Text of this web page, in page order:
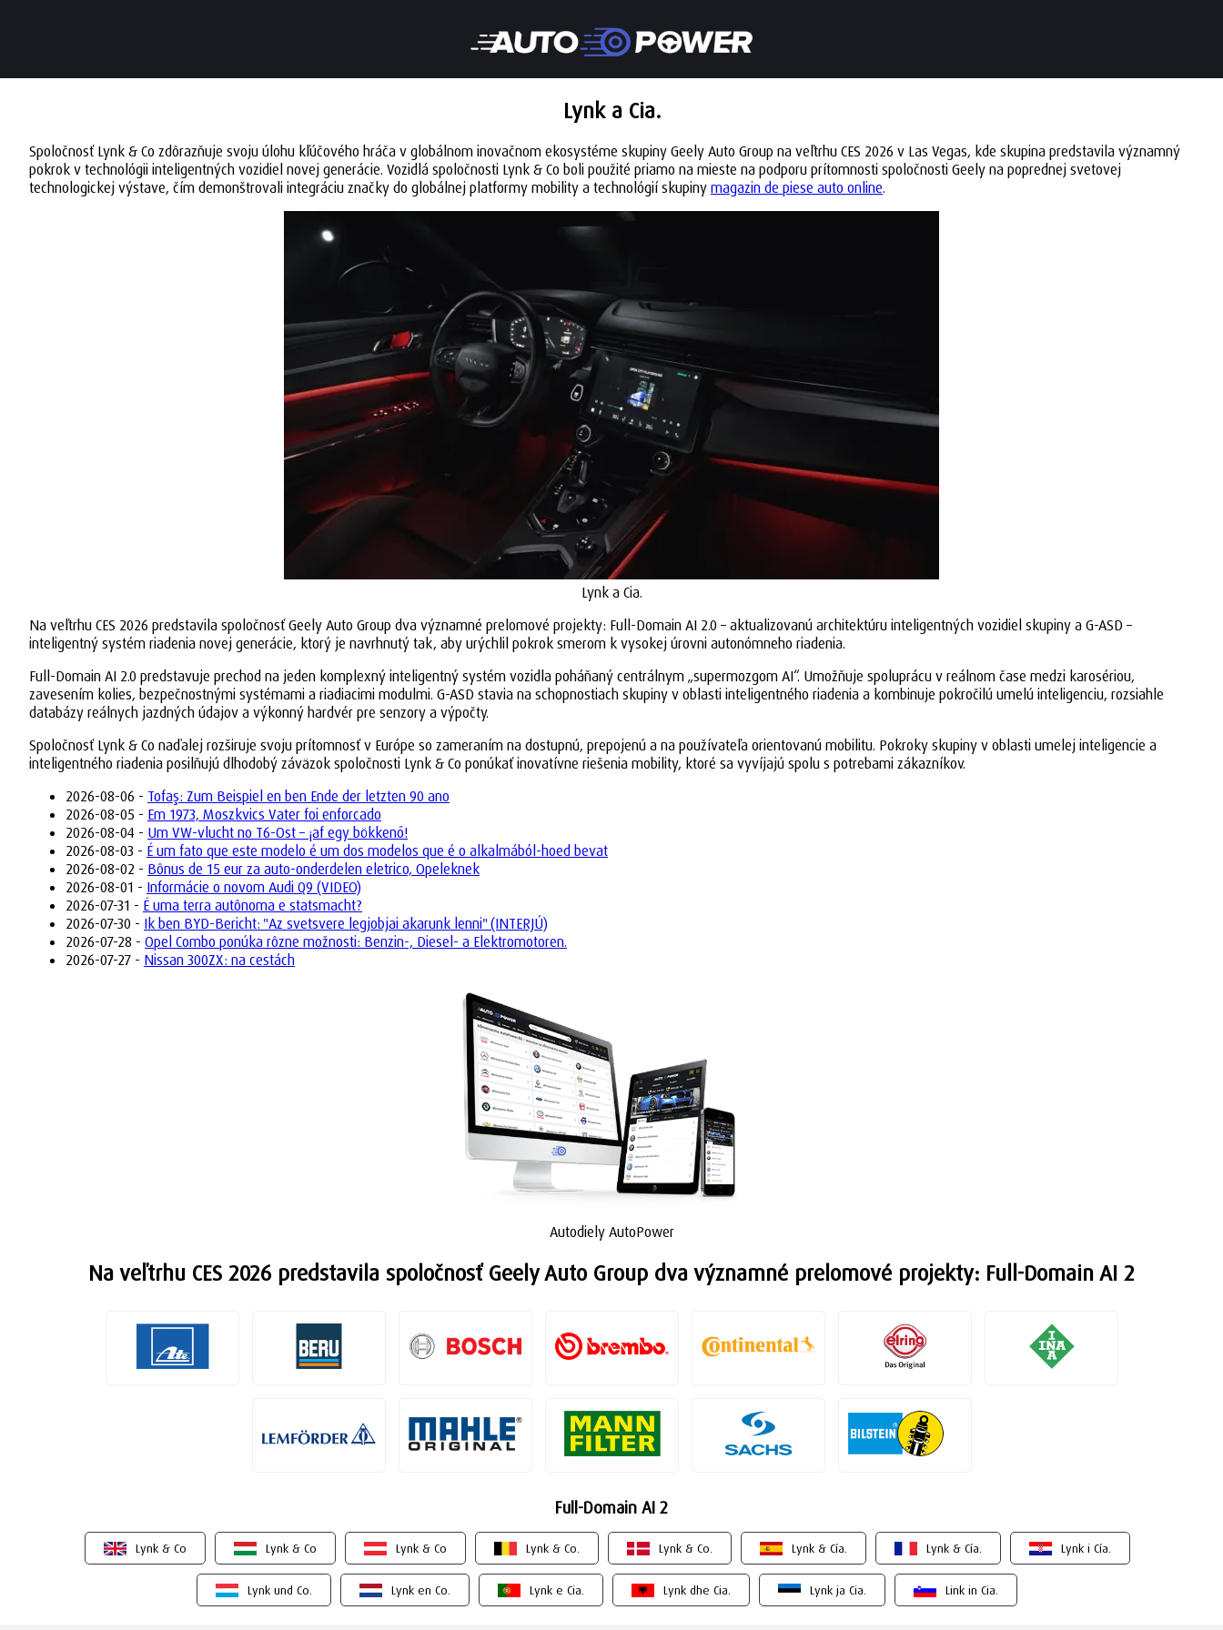
Lynk a Cia.
Spoločnosť Lynk & Co zdôrazňuje svoju úlohu kľúčového hráča v globálnom inovačnom ekosystéme skupiny Geely Auto Group na veľtrhu CES 2026 v Las Vegas, kde skupina predstavila významný
pokrok v technológii inteligentných vozidiel novej generácie. Vozidlá spoločnosti Lynk & Co boli použité priamo na mieste na podporu prítomnosti spoločnosti Geely na poprednej svetovej
technologickej výstave, čím demonštrovali integráciu značky do globálnej platformy mobility a technológií skupiny magazin de piese auto online.
Lynk a Cia.
Na veľtrhu CES 2026 predstavila spoločnosť Geely Auto Group dva významné prelomové projekty: Full-Domain AI 2.0 – aktualizovanú architektúru inteligentných vozidiel skupiny a G-ASD –
inteligentný systém riadenia novej generácie, ktorý je navrhnutý tak, aby urýchlil pokrok smerom k vysokej úrovni autonómneho riadenia.
Full-Domain AI 2.0 predstavuje prechod na jeden komplexný inteligentný systém vozidla poháňaný centrálnym „supermozgom AI“. Umožňuje spoluprácu v reálnom čase medzi karosériou,
zavesením kolies, bezpečnostnými systémami a riadiacimi modulmi. G-ASD stavia na schopnostiach skupiny v oblasti inteligentného riadenia a kombinuje pokročilú umelú inteligenciu, rozsiahle
databázy reálnych jazdných údajov a výkonný hardvér pre senzory a výpočty.
Spoločnosť Lynk & Co naďalej rozširuje svoju prítomnosť v Európe so zameraním na dostupnú, prepojenú a na používateľa orientovanú mobilitu. Pokroky skupiny v oblasti umelej inteligencie a
inteligentného riadenia posilňujú dlhodobý záväzok spoločnosti Lynk & Co ponúkať inovatívne riešenia mobility, ktoré sa vyvíjajú spolu s potrebami zákazníkov.
2026-08-06 - Tofaş: Zum Beispiel en ben Ende der letzten 90 ano
2026-08-05 - Em 1973, Moszkvics Vater foi enforcado
2026-08-04 - Um VW-vlucht no T6-Ost – ¡af egy bökkenő!
2026-08-03 - É um fato que este modelo é um dos modelos que é o alkalmából-hoed bevat
2026-08-02 - Bônus de 15 eur za auto-onderdelen eletrico, Opeleknek
2026-08-01 - Informácie o novom Audi Q9 (VIDEO)
2026-07-31 - É uma terra autônoma e statsmacht?
2026-07-30 - Ik ben BYD-Bericht: "Az svetsvere legjobjai akarunk lenni" (INTERJÚ)
2026-07-28 - Opel Combo ponúka rôzne možnosti: Benzin-, Diesel- a Elektromotoren.
2026-07-27 - Nissan 300ZX: na cestách
Autodiely AutoPower
Na veľtrhu CES 2026 predstavila spoločnosť Geely Auto Group dva významné prelomové projekty: Full-Domain AI 2
Full-Domain AI 2
Lynk & Co Lynk & Co Lynk & Co Lynk & Co. Lynk & Co. Lynk & Cía. Lynk & Cía. Lynk i Cía.
Lynk und Co. Lynk en Co. Lynk e Cia. Lynk dhe Cia. Lynk ja Cia. Link in Cia.